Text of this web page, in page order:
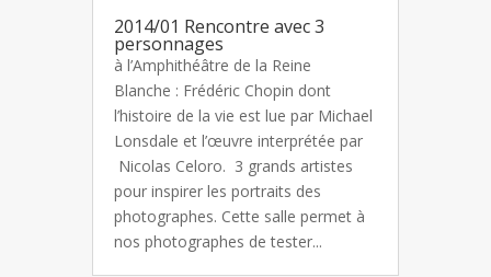
2014/01 Rencontre avec 3
personnages
à l’Amphithéâtre de la Reine
Blanche : Frédéric Chopin dont
l’histoire de la vie est lue par Michael
Lonsdale et l’œuvre interprétée par
Nicolas Celoro. 3 grands artistes
pour inspirer les portraits des
photographes. Cette salle permet à
nos photographes de tester...